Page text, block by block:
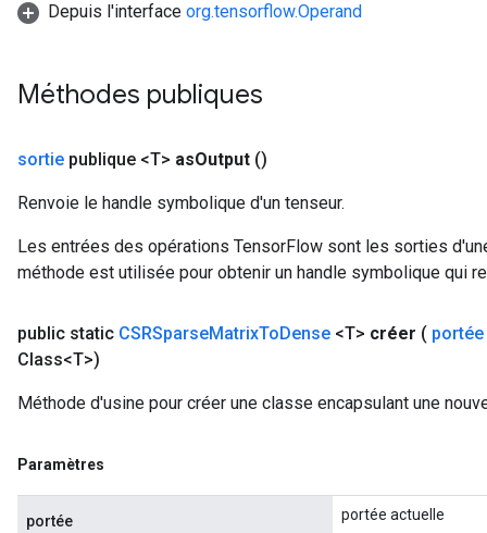
Depuis l'interface org.tensorflow.Operand
Méthodes publiques
sortie publique <T> asOutput ()
Renvoie le handle symbolique d'un tenseur.
Les entrées des opérations TensorFlow sont les sorties
méthode est utilisée pour obtenir un handle symbolique qui
public static CSRSparseMatrixToDense <T> créer ( portée
Class<T>)
Méthode d'usine pour créer une classe encapsulant une
Paramètres
portée portée actuelle